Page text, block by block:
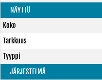
NÄYTTÖ
Koko
Tarkkuus
Tyyppi
JÄRJESTELMÄ